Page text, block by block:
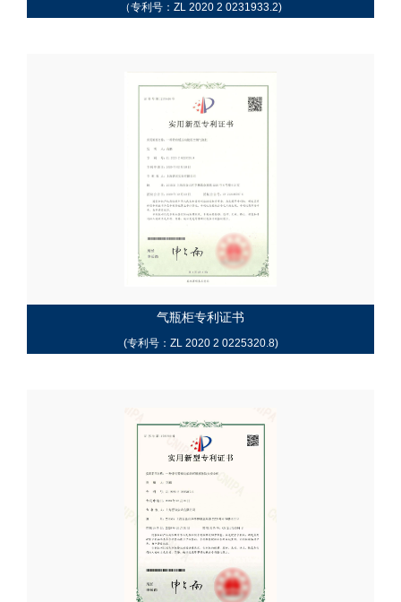
（专利号：ZL 2020 2 0231933.2)
气瓶柜专利证书
(专利号：ZL 2020 2 0225320.8)